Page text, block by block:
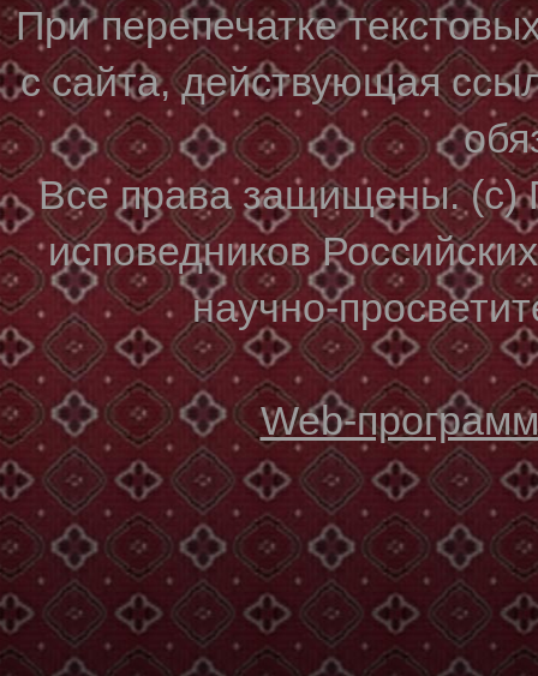
При перепечатке
с сайта, действующая
Все права защищены. (с)
исповедников
научно-
Web-